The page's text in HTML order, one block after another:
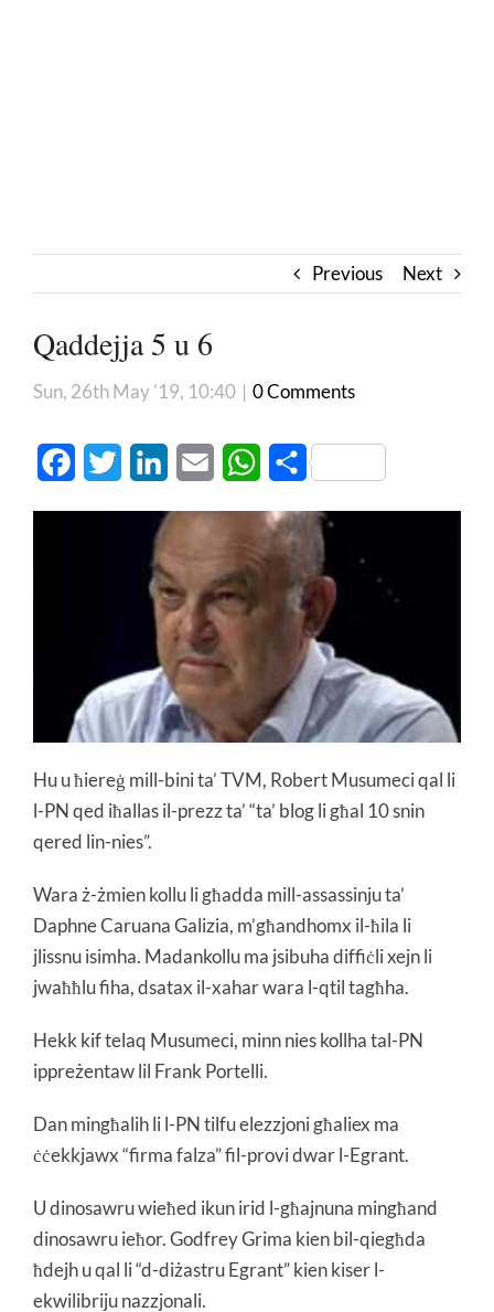
Previous Next
Qaddejja 5 u 6
Sun, 26th May '19, 10:40 | 0 Comments
FacebookTwitter LinkedInEmail WhatsApp
Share
Hu u ħiereġ mill-bini ta’ TVM, Robert Musumeci qal li
l-PN qed iħallas il-prezz ta’ “ta’ blog li għal 10 snin
qered lin-nies”.
Wara ż-żmien kollu li għadda mill-assassinju ta’
Daphne Caruana Galizia, m’għandhomx il-ħila li
jlissnu isimha. Madankollu ma jsibuha diffiċli xejn li
jwaħħlu fiha, dsatax il-xahar wara l-qtil tagħha.
Hekk kif telaq Musumeci, minn nies kollha tal-PN
ippreżentaw lil Frank Portelli.
Dan mingħalih li l-PN tilfu elezzjoni għaliex ma
ċċekkjawx “firma falza” fil-provi dwar l-Egrant.
U dinosawru wieħed ikun irid l-għajnuna mingħand
dinosawru ieħor. Godfrey Grima kien bil-qiegħda
ħdejh u qal li “d-diżastru Egrant” kien kiser l-
ekwilibriju nazzjonali.